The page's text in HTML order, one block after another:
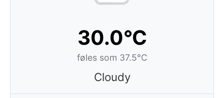
30.0°C
føles som 37.5°C
Cloudy